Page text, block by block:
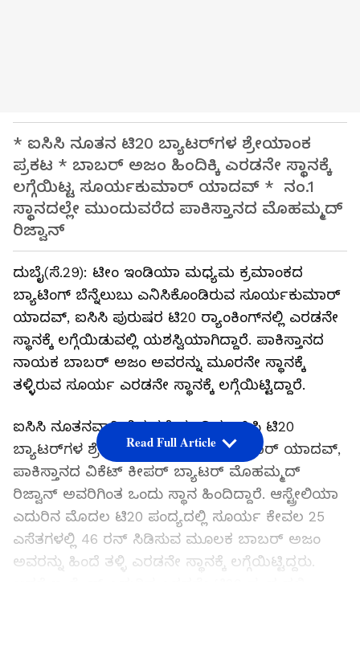
* ಐಸಿಸಿ ನೂತನ ಟಿ20 ಬ್ಯಾಟರ್‌ಗಳ ಶ್ರೇಯಾಂಕ
ಪ್ರಕಟ * ಬಾಬರ್ ಅಜಂ ಹಿಂದಿಕ್ಕಿ ಎರಡನೇ ಸ್ಥಾನಕ್ಕೆ
ಲಗ್ಗೆಯಿಟ್ಟ ಸೂರ್ಯಕುಮಾರ್ ಯಾದವ್ * ನಂ.1
ಸ್ಥಾನದಲ್ಲೇ ಮುಂದುವರೆದ ಪಾಕಿಸ್ತಾನದ ಮೊಹಮ್ಮದ್
ರಿಜ್ವಾನ್
ದುಬೈ(ಸೆ.29): ಟೀಂ ಇಂಡಿಯಾ ಮಧ್ಯಮ ಕ್ರಮಾಂಕದ
ಬ್ಯಾಟಿಂಗ್ ಬೆನ್ನೆಲುಬು ಎನಿಸಿಕೊಂಡಿರುವ ಸೂರ್ಯಕುಮಾರ್
ಯಾದವ್, ಐಸಿಸಿ ಪುರುಷರ ಟಿ20 ರ‍್ಯಾಂಕಿಂಗ್‌‌ನಲ್ಲಿ ಎರಡನೇ
ಸ್ಥಾನಕ್ಕೆ ಲಗ್ಗೆಯಿಡುವಲ್ಲಿ ಯಶಸ್ವಿಯಾಗಿದ್ದಾರೆ. ಪಾಕಿಸ್ತಾನದ
ನಾಯಕ ಬಾಬರ್ ಅಜಂ ಅವರನ್ನು ಮೂರನೇ ಸ್ಥಾನಕ್ಕೆ
ತಳ್ಳಿರುವ ಸೂರ್ಯ ಎರಡನೇ ಸ್ಥಾನಕ್ಕೆ ಲಗ್ಗೆಯಿಟ್ಟಿದ್ದಾರೆ.
ಐಸಿಸಿ ನೂತನವಾಗಿ ಬಿಡುಗಡೆ ಮಾಡಿದ ಐಸಿಸಿ ಟಿ20
ಬ್ಯಾಟರ್‌ಗಳ ಶ್ರೇಯಾಂಕದಲ್ಲಿ ಸೂರ್ಯಕುಮಾರ್ ಯಾದವ್,
ಪಾಕಿಸ್ತಾನದ ವಿಕೆಟ್‌ ಕೀಪರ್ ಬ್ಯಾಟರ್ ಮೊಹಮ್ಮದ್
ರಿಜ್ವಾನ್‌ ಅವರಿಗಿಂತ ಒಂದು ಸ್ಥಾನ ಹಿಂದಿದ್ದಾರೆ. ಆಸ್ಟ್ರೇಲಿಯಾ
ಎದುರಿನ ಮೊದಲ ಟಿ20 ಪಂದ್ಯದಲ್ಲಿ ಸೂರ್ಯ ಕೇವಲ 25
ಎಸೆತಗಳಲ್ಲಿ 46 ರನ್ ಸಿಡಿಸುವ ಮೂಲಕ ಬಾಬರ್ ಅಜಂ
ಅವರನ್ನು ಹಿಂದೆ ತಳ್ಳಿ ಎರಡನೇ ಸ್ಥಾನಕ್ಕೆ ಲಗ್ಗೆಯಿಟ್ಟಿದ್ದರು.
Read Full Article